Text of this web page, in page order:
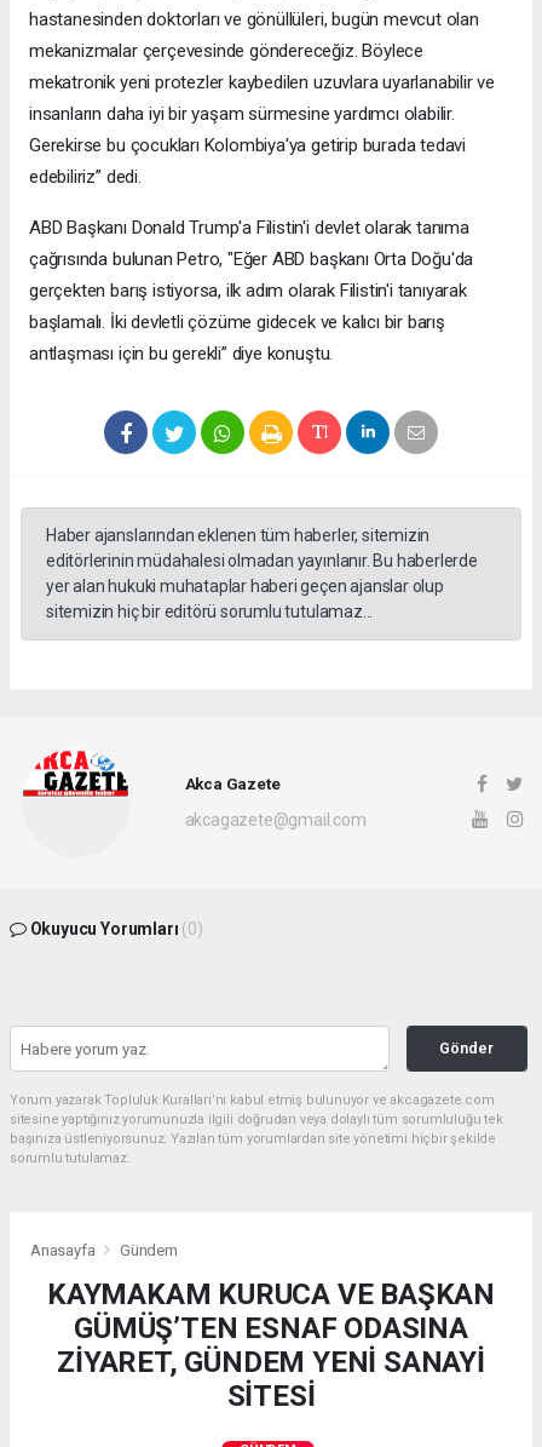
hastanesinden doktorları ve gönüllüleri, bugün mevcut olan
mekanizmalar çerçevesinde göndereceğiz. Böylece
mekatronik yeni protezler kaybedilen uzuvlara uyarlanabilir ve
insanların daha iyi bir yaşam sürmesine yardımcı olabilir.
Gerekirse bu çocukları Kolombiya'ya getirip burada tedavi
edebiliriz” dedi.
ABD Başkanı Donald Trump'a Filistin'i devlet olarak tanıma
çağrısında bulunan Petro, "Eğer ABD başkanı Orta Doğu'da
gerçekten barış istiyorsa, ilk adım olarak Filistin'i tanıyarak
başlamalı. İki devletli çözüme gidecek ve kalıcı bir barış
antlaşması için bu gerekli” diye konuştu.
Haber ajanslarından eklenen tüm haberler, sitemizin
editörlerinin müdahalesi olmadan yayınlanır. Bu haberlerde
yer alan hukuki muhataplar haberi geçen ajanslar olup
sitemizin hiç bir editörü sorumlu tutulamaz...
Akca Gazete
akcagazete@gmail.com
Okuyucu Yorumları (0)
Gönder
Yorum yazarak Topluluk Kuralları’nı kabul etmiş bulunuyor ve akcagazete.com
sitesine yaptığınız yorumunuzla ilgili doğrudan veya dolaylı tüm sorumluluğu tek
başınıza üstleniyorsunuz. Yazılan tüm yorumlardan site yönetimi hiçbir şekilde
sorumlu tutulamaz.
Anasayfa Gündem
KAYMAKAM KURUCA VE BAŞKAN
GÜMÜŞ’TEN ESNAF ODASINA
ZİYARET, GÜNDEM YENİ SANAYİ
SİTESİ